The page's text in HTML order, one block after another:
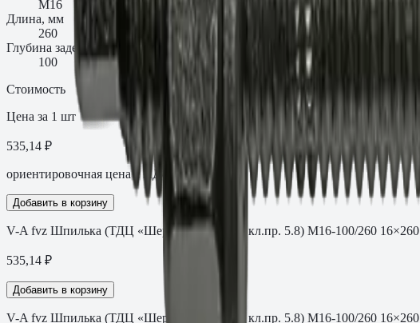
M16
Длина, мм
260
Глубина заделки t_fix, мм
100
Стоимость
Цена за 1 шт
535,14 ₽
ориентировочная цена с НДС
Добавить в корзину
V-A fvz Шпилька (ТДЦ «Шерардирование» кл.пр. 5.8) M16-100/260 16×260
535,14 ₽
Добавить в корзину
V-A fvz Шпилька (ТДЦ «Шерардирование» кл.пр. 5.8) M16-100/260 16×260